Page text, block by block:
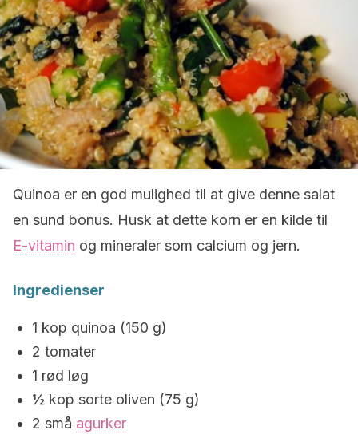
Quinoa er en god mulighed til at give denne salat
en sund bonus. Husk at dette korn er en kilde til
E-vitamin og mineraler som calcium og jern.
Ingredienser
1 kop quinoa (150 g)
2 tomater
1 rød løg
½ kop sorte oliven (75 g)
2 små agurker